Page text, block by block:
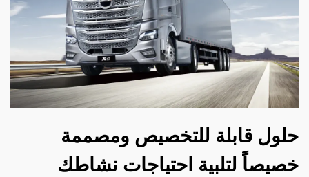
حلول قابلة للتخصيص ومصممة
خصيصاً لتلبية احتياجات نشاطك